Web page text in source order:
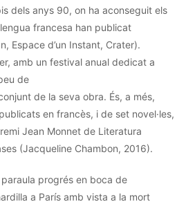
dels anys 90, on ha aconseguit els
francesa han publicat
, Espace d’un Instant, Crater).
amb un festival anual dedicat a
de
de la seva obra. És, a més,
en francès, i de set novel·les,
Jean Monnet de Literatura
(Jacqueline Chambon, 2016).
progrés en boca de
a París amb vista a la mort